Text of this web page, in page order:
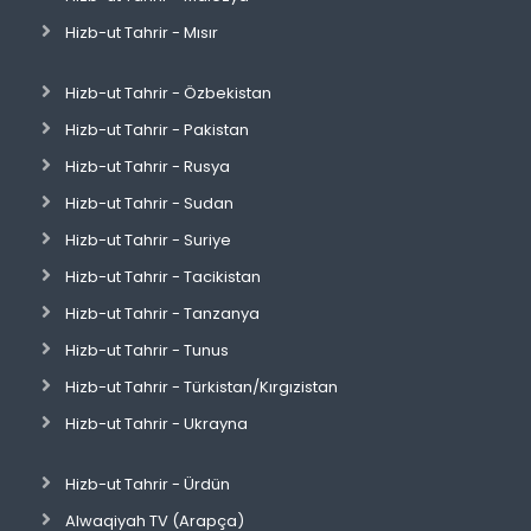
Hizb-ut Tahrir - Mısır
Hizb-ut Tahrir - Özbekistan
Hizb-ut Tahrir - Pakistan
Hizb-ut Tahrir - Rusya
Hizb-ut Tahrir - Sudan
Hizb-ut Tahrir - Suriye
Hizb-ut Tahrir - Tacikistan
Hizb-ut Tahrir - Tanzanya
Hizb-ut Tahrir - Tunus
Hizb-ut Tahrir - Türkistan/Kırgızistan
Hizb-ut Tahrir - Ukrayna
Hizb-ut Tahrir - Ürdün
Alwaqiyah TV (Arapça)